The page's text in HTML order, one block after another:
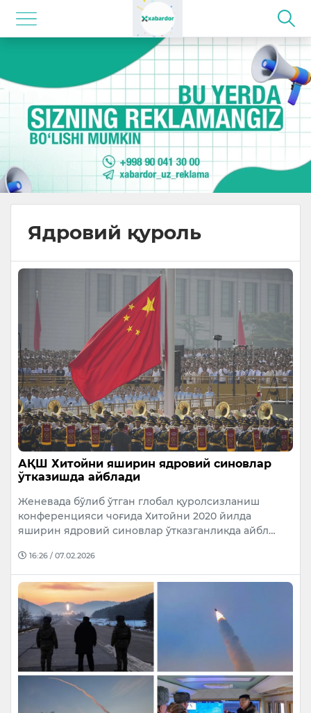
Ядровий қуроль
АҚШ Хитойни яширин ядровий синовлар
ўтказишда айблади
Женевада бўлиб ўтган глобал қуролсизланиш
конференцияси чоғида Хитойни 2020 йилда
яширин ядровий синовлар ўтказганликда айбл…
16:26 / 07.02.2026